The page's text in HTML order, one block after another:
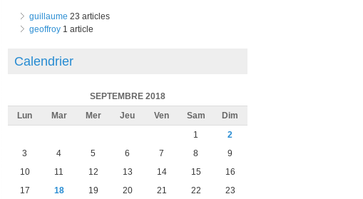
guillaume 23 articles
geoffroy1 article
Calendrier
SEPTEMBRE 2018
Lun
Mar Mer Jeu Ven Sam Dim
1
2
3
4 5 6 7 8
9
10
11 12 13 14 15
16
17
18 19 20 21 22
23